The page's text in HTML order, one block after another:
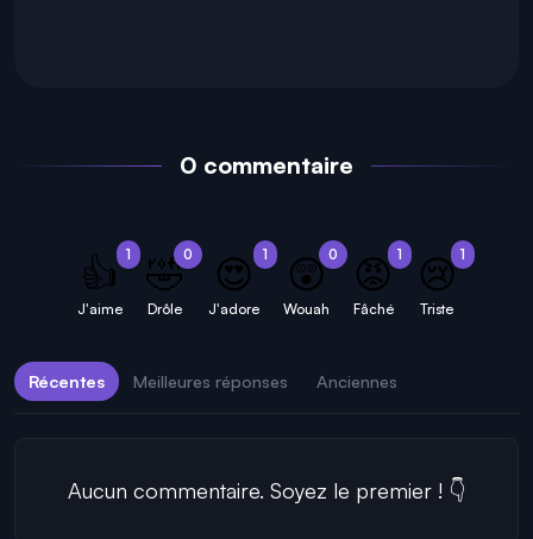
0 commentaire
1
👍
J'aime
0
🤣
Drôle
1
😍
J'adore
0
😲
Wouah
1
😡
Fâché
1
😢
Triste
Récentes Meilleures réponses Anciennes
Aucun commentaire. Soyez le premier ! 👇